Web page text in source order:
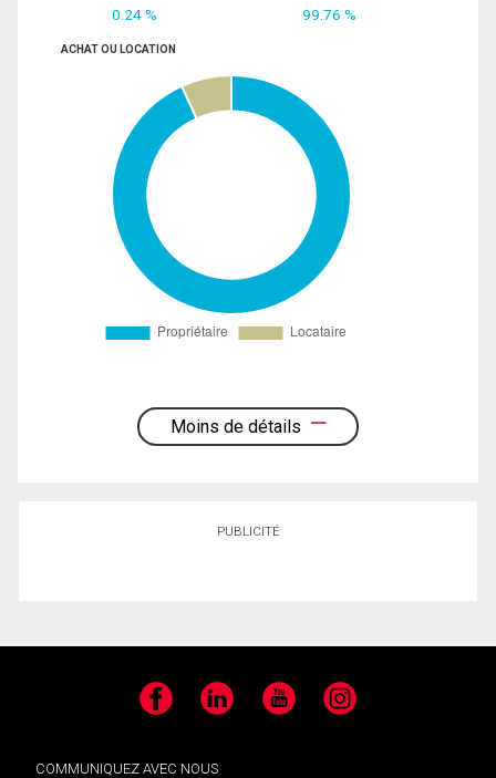
0.24 % 99.76 %
ACHAT OU LOCATION
Moins de détails
PUBLICITÉ
Facebook LinkedIn YouTube Instagram
COMMUNIQUEZ AVEC NOUS